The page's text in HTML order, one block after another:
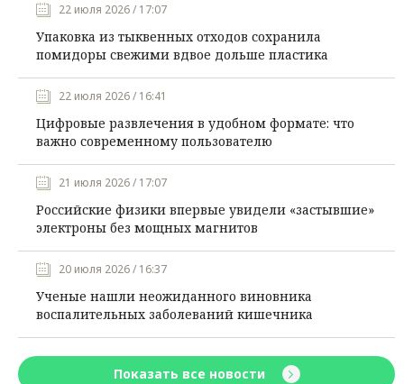
22 июля 2026 / 17:07
Упаковка из тыквенных отходов сохранила
помидоры свежими вдвое дольше пластика
22 июля 2026 / 16:41
Цифровые развлечения в удобном формате: что
важно современному пользователю
21 июля 2026 / 17:07
Российские физики впервые увидели «застывшие»
электроны без мощных магнитов
20 июля 2026 / 16:37
Ученые нашли неожиданного виновника
воспалительных заболеваний кишечника
Показать все новости